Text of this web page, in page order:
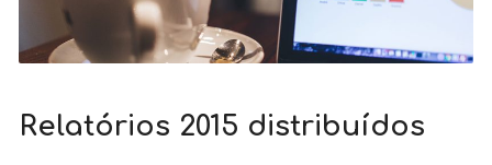
Relatórios 2015 distribuídos